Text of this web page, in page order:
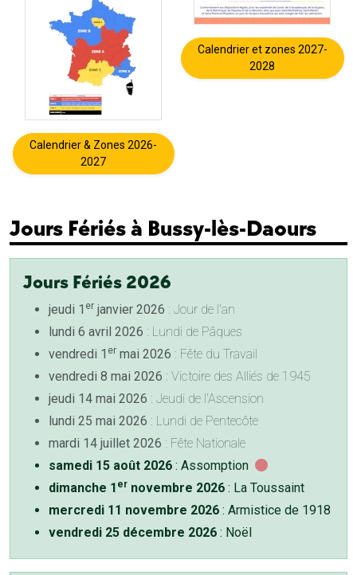
Calendrier & Zones 2026-
2027
Calendrier et zones 2027-
2028
Jours Fériés à Bussy-lès-Daours
Jours Fériés 2026
jeudi 1 er janvier 2026 : Jour de l'an
lundi 6 avril 2026 : Lundi de Pâques
vendredi 1 er mai 2026 : Fête du Travail
vendredi 8 mai 2026 : Victoire des Alliés de 1945
jeudi 14 mai 2026 : Jeudi de l'Ascension
lundi 25 mai 2026 : Lundi de Pentecôte
mardi 14 juillet 2026 : Fête Nationale
samedi 15 août 2026 : Assomption
dimanche 1 er novembre 2026 : La Toussaint
mercredi 11 novembre 2026 : Armistice de 1918
vendredi 25 décembre 2026 : Noël